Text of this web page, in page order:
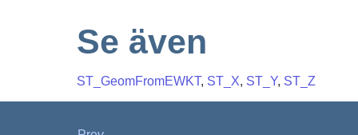
Se även
ST_GeomFromEWKT, ST_X, ST_Y, ST_Z